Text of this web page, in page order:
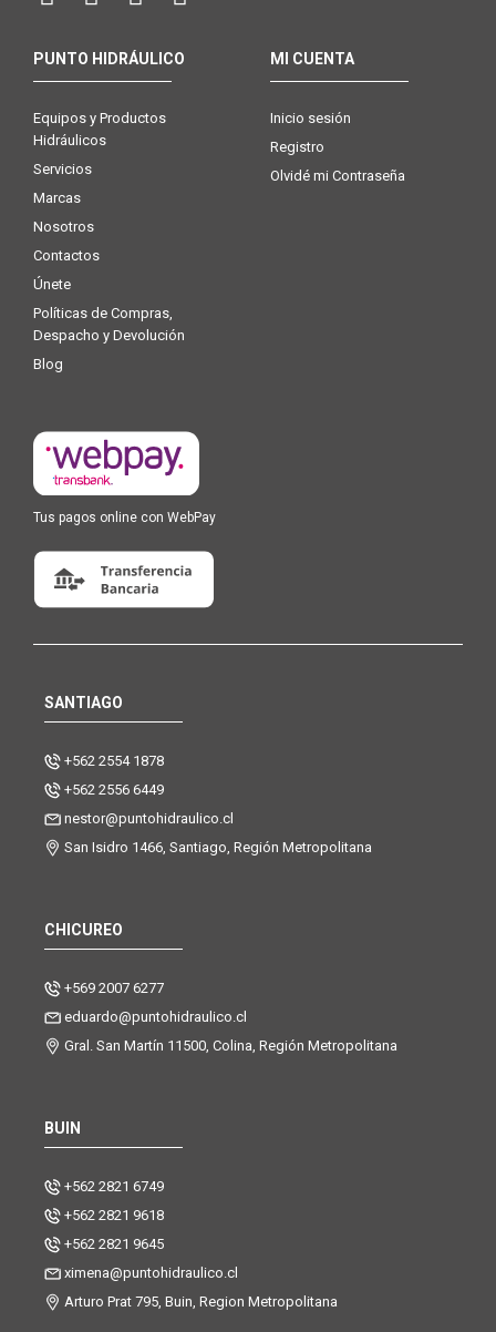
PUNTO HIDRÁULICO
Equipos y Productos
Hidráulicos
Servicios
Marcas
Nosotros
Contactos
Únete
Políticas de Compras,
Despacho y Devolución
Blog
MI CUENTA
Inicio sesión
Registro
Olvidé mi Contraseña
Tus pagos online con WebPay
SANTIAGO
+562 2554 1878
+562 2556 6449
nestor@puntohidraulico.cl
San Isidro 1466, Santiago, Región Metropolitana
CHICUREO
+569 2007 6277
eduardo@puntohidraulico.cl
Gral. San Martín 11500, Colina, Región Metropolitana
BUIN
+562 2821 6749
+562 2821 9618
+562 2821 9645
ximena@puntohidraulico.cl
Arturo Prat 795, Buin, Region Metropolitana